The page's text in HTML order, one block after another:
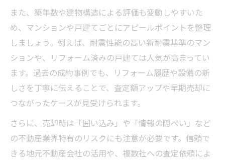
また、築年数や建物構造による評価も変動しやすいた
め、マンションや戸建てごとにアピールポイントを整理
しましょう。例えば、耐震性能の高い新耐震基準のマン
ションや、リフォーム済みの戸建ては人気が高まってい
ます。過去の成約事例でも、リフォーム履歴や設備の新
しさを丁寧に伝えることで、査定額アップや早期売却に
つながったケースが見受けられます。
さらに、売却時は「囲い込み」や「情報の隠ぺい」など
の不動産業界特有のリスクにも注意が必要です。信頼で
きる地元不動産会社の活用や、複数社への査定依頼によ